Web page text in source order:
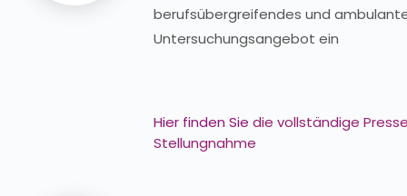
berufsübergreifendes und
Untersuchungsangebot ein
Hier finden Sie die vollständige
Stellungnahme